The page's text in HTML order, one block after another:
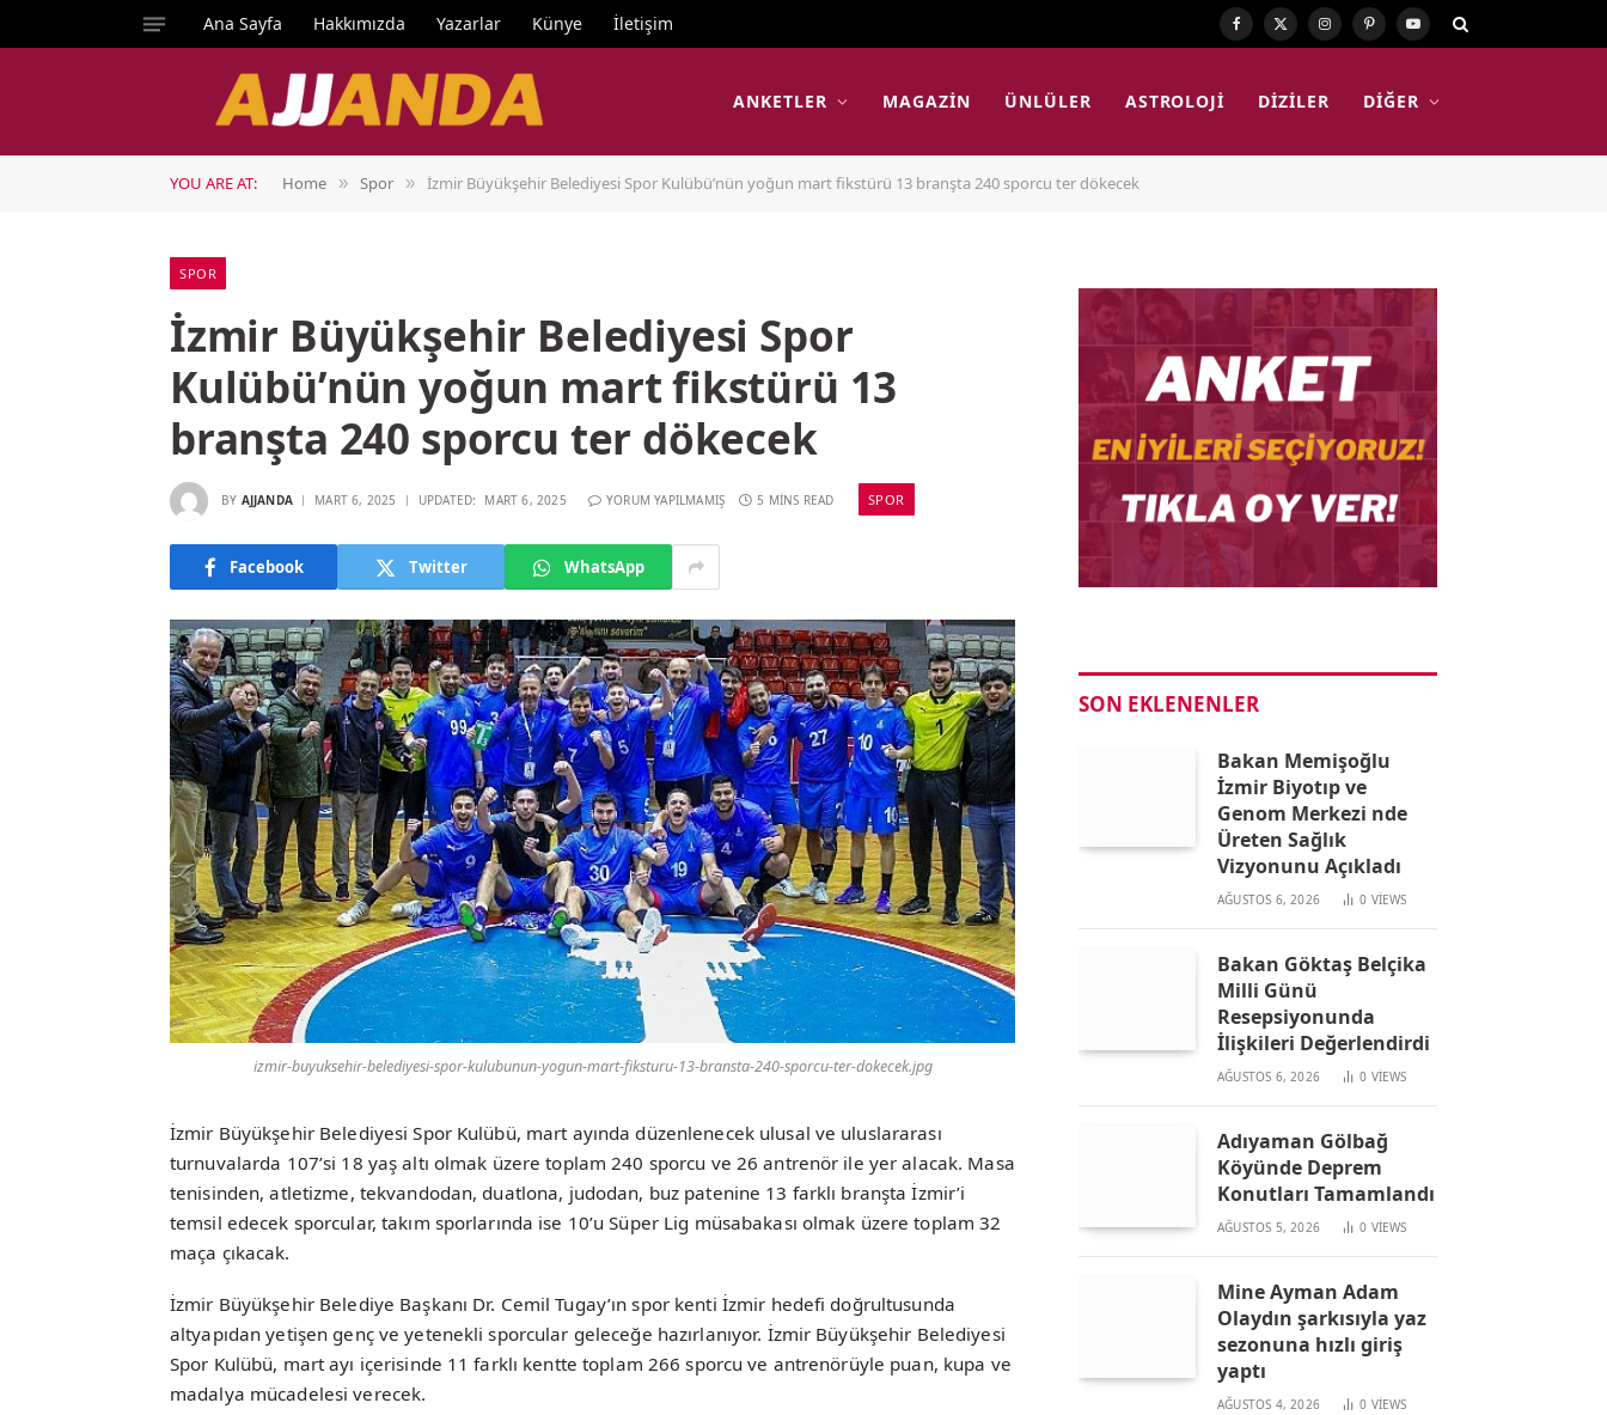
Ana Sayfa Hakkımızda Yazarlar Künye İletişim Facebook
X
Instagram
PinterestYouTube
ANKETLER MAGAZIN ÜNLÜLER ASTROLOJI DIZILER DIĞER
YOU ARE AT: Home » Spor » İzmir Büyükşehir Belediyesi Spor Kulübü’nün yoğun mart fikstürü 13 branşta 240 sporcu ter dökecek
SPOR
İzmir Büyükşehir Belediyesi Spor
Kulübü’nün yoğun mart fikstürü 13
branşta 240 sporcu ter dökecek
BY AJJANDA MART 6, 2025 UPDATED: MART 6, 2025 YORUM YAPILMAMIŞ 5 MINS READ SPOR
Facebook Twitter WhatsApp
izmir-buyuksehir-belediyesi-spor-kulubunun-yogun-mart-fiksturu-13-bransta-240-sporcu-ter-dokecek.jpg
İzmir Büyükşehir Belediyesi Spor Kulübü, mart ayında düzenlenecek ulusal ve uluslararası
turnuvalarda 107’si 18 yaş altı olmak üzere toplam 240 sporcu ve 26 antrenör ile yer alacak. Masa
tenisinden, atletizme, tekvandodan, duatlona, judodan, buz patenine 13 farklı branşta İzmir’i
temsil edecek sporcular, takım sporlarında ise 10’u Süper Lig müsabakası olmak üzere toplam 32
maça çıkacak.
İzmir Büyükşehir Belediye Başkanı Dr. Cemil Tugay’ın spor kenti İzmir hedefi doğrultusunda
altyapıdan yetişen genç ve yetenekli sporcular geleceğe hazırlanıyor. İzmir Büyükşehir Belediyesi
Spor Kulübü, mart ayı içerisinde 11 farklı kentte toplam 266 sporcu ve antrenörüyle puan, kupa ve
madalya mücadelesi verecek.
SON EKLENENLER
Bakan Memişoğlu
İzmir Biyotıp ve
Genom Merkezi nde
Üreten Sağlık
Vizyonunu Açıkladı
AĞUSTOS 6, 2026 0 VIEWS
Bakan Göktaş Belçika
Milli Günü
Resepsiyonunda
İlişkileri Değerlendirdi
AĞUSTOS 6, 2026 0 VIEWS
Adıyaman Gölbağ
Köyünde Deprem
Konutları Tamamlandı
AĞUSTOS 5, 2026 0 VIEWS
Mine Ayman Adam
Olaydın şarkısıyla yaz
sezonuna hızlı giriş
yaptı
AĞUSTOS 4, 2026 0 VIEWS